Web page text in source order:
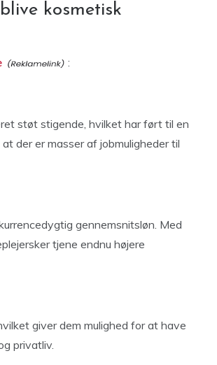
kosmetisk
:
støt stigende, hvilket har ført til en
der er masser af jobmuligheder til
gennemsnitsløn. Med
tjene endnu højere
giver dem mulighed for at have
privatliv.